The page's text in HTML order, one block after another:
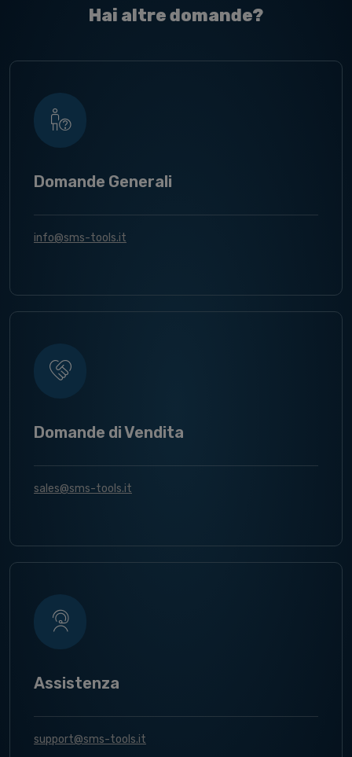
Hai altre domande?
Domande Generali
info@sms-tools.it
Domande di Vendita
sales@sms-tools.it
Assistenza
support@sms-tools.it